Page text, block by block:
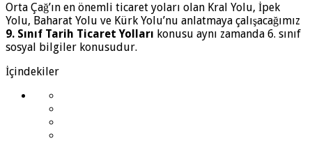
Orta Çağ’ın en önemli ticaret yoları olan Kral Yolu, İpek
Yolu, Baharat Yolu ve Kürk Yolu’nu anlatmaya çalışacağımız
9. Sınıf Tarih Ticaret Yolları konusu aynı zamanda 6. sınıf
sosyal bilgiler konusudur.
İçindekiler